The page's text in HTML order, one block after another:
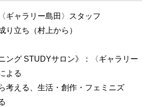
ギャラリー島田〉スタッフ
立ち（村上から）
ング STUDYサロン》：〈ギャラリー
よる
考える、生活・創作・フェミニズ